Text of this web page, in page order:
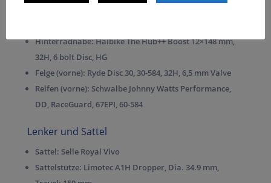
Hinterradnabe:Haibike The Hub++ Boost 12×148 mm,
32H, 6 bolt Disc, HG
Felge (vorne): Ryde Disc 30, 30-584, 32H, 6,5 mm Valve
Reifen (vorne): Schwalbe Johnny Watts Performance,
DD, RaceGuard, 67EPI, 60-584
Lenker und Sattel
Sattel: Selle Royal Vivo
Sattelstütze: Limotec A1H Dropper, Dia. 34.9 mm,